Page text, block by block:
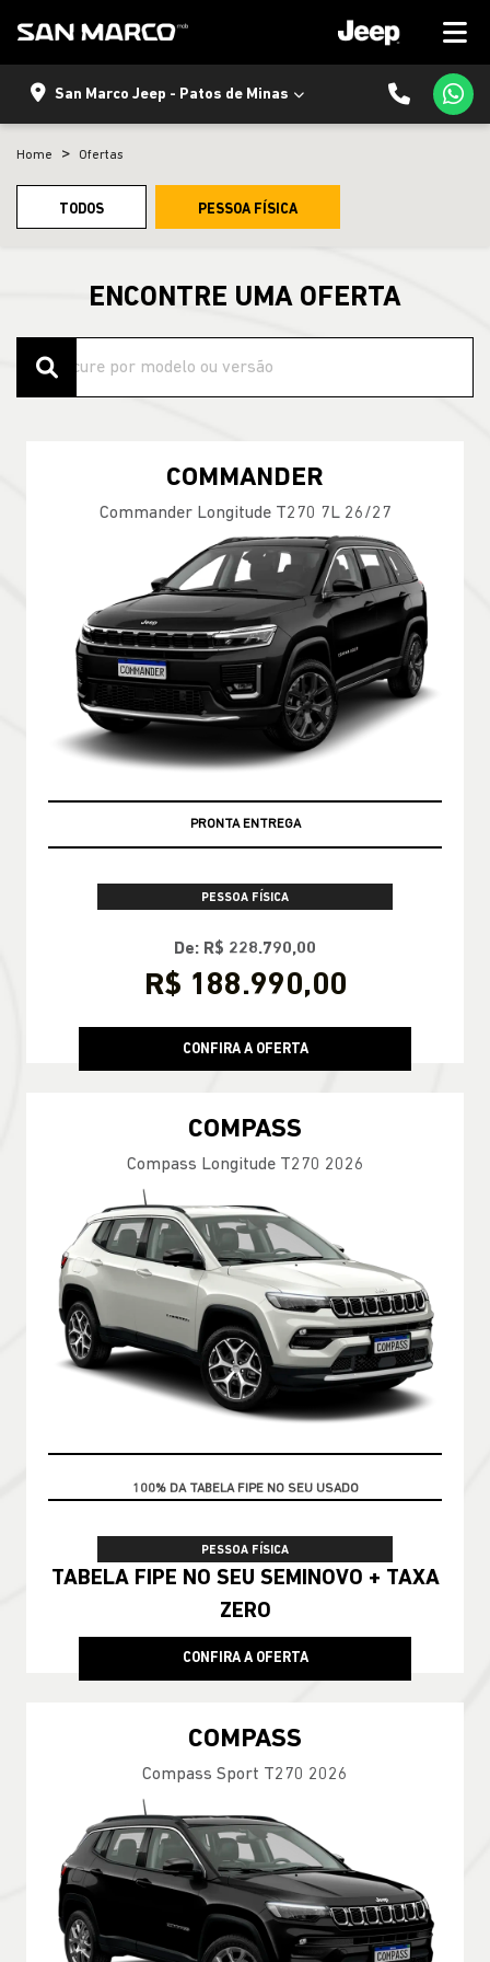
San Marco Jeep - Patos de Minas
Home Ofertas
TODOS PESSOA FÍSICA
ENCONTRE UMA OFERTA
COMMANDER
Commander Longitude T270 7L 26/27
PRONTA ENTREGA
PESSOA FÍSICA
De: R$ 228.790,00
R$ 188.990,00
CONFIRA A OFERTA
COMPASS
Compass Longitude T270 2026
PESSOA FÍSICA
TABELA FIPE NO SEU SEMINOVO + TAXA
ZERO
CONFIRA A OFERTA
COMPASS
Compass Sport T270 2026